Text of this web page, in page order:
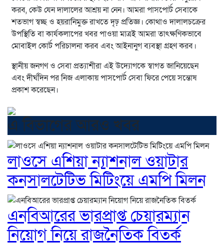
করব, কেউ যেন দালালের আশ্রয় না নেন। আমরা পাসপোর্ট সেবাকে
শতভাগ স্বচ্ছ ও হয়রানিমুক্ত রাখতে দৃঢ় প্রতিজ্ঞ। কোথাও দালালচক্রের
উপস্থিতি বা কার্যকলাপের খবর পাওয়া মাত্রই আমরা তাৎক্ষণিকভাবে
মোবাইল কোর্ট পরিচালনা করব এবং আইনানুগ ব্যবস্থা গ্রহণ করব।
স্থানীয় জনগণ ও সেবা প্রত্যাশীরা এই উদ্যোগকে স্বাগত জানিয়েছেন
এবং দীর্ঘদিন পর নিজ এলাকায় পাসপোর্ট সেবা ফিরে পেয়ে সন্তোষ
প্রকাশ করেছেন।
এ বিভাগের আরও খবর
লাওসে এশিয়া ন্যাশনাল ওয়াটার
কনসালটেটিভ মিটিংয়ে এমপি মিলন
এনবিআরের ভারপ্রাপ্ত চেয়ারম্যান
নিয়োগ নিয়ে রাজনৈতিক বিতর্ক